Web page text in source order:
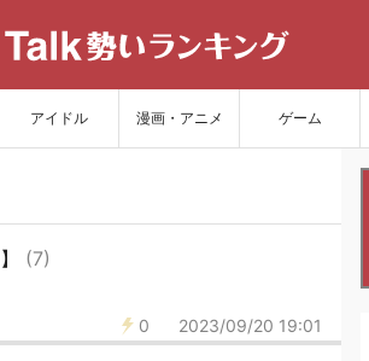
アイドル 漫画・アニメ ゲーム
(7)
0 2023/09/20 19:01